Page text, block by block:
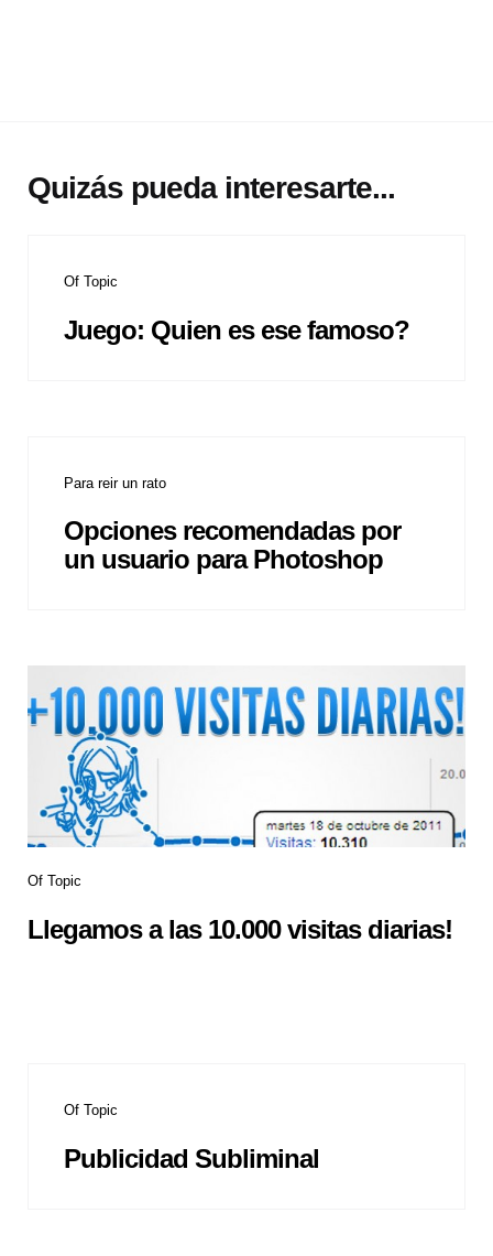
Quizás pueda interesarte...
Of Topic
Juego: Quien es ese famoso?
Para reir un rato
Opciones recomendadas por
un usuario para Photoshop
Of Topic
Llegamos a las 10.000 visitas diarias!
Of Topic
Publicidad Subliminal